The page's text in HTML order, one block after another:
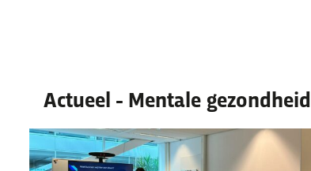
Thema’s & verhalen
Thema’s waar we mee bezig zijn
Ervaringsverhalen
Actueel - Mentale gezondheid